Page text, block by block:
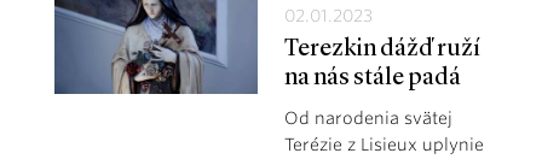
02.01.2023
Terezkin dážď ruží
na nás stále padá
Od narodenia svätej
Terézie z Lisieux uplynie